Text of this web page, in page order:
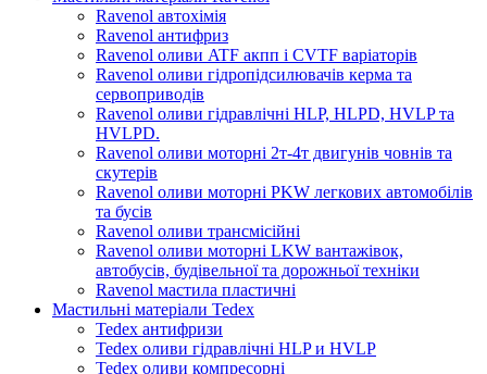
Ravenol автохімія
Ravenol антифриз
Ravenol оливи ATF акпп і CVTF варіаторів
Ravenol оливи гідропідсилювачів керма та
сервоприводів
Ravenol оливи гідравлічні HLP, HLPD, HVLP та
HVLPD.
Ravenol оливи моторні 2т-4т двигунів човнів та
скутерів
Ravenol оливи моторні PKW легкових автомобілів
та бусів
Ravenol оливи трансмісійні
Ravenol оливи моторні LKW вантажівок,
автобусів, будівельної та дорожньої техніки
Ravenol мастила пластичні
Мастильні матеріали Tedex
Tedex антифризи
Tedex оливи гідравлічні HLP и HVLP
Tedex оливи компресорні